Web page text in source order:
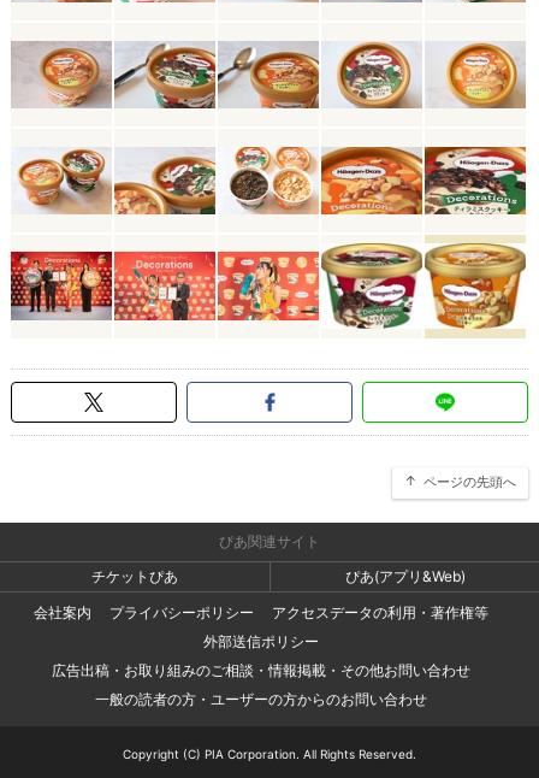
ページの先頭へ
ぴあ関連サイト
チケットぴあ
ぴあ(アプリ&Web)
会社案内
プライバシーポリシー
アクセスデータの利用・著作権等
外部送信ポリシー
広告出稿・お取り組みのご相談・情報掲載・その他お問い合わせ
一般の読者の方・ユーザーの方からのお問い合わせ
Copyright (C) PIA Corporation. All Rights Reserved.